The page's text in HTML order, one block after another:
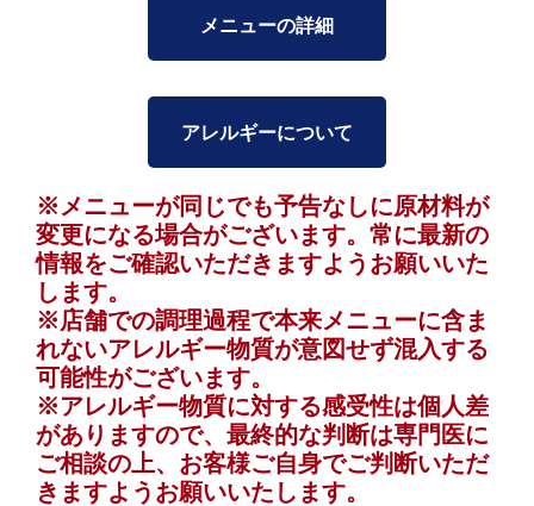
メニューの詳細
アレルギーについて
※メニューが同じでも予告なしに原材料が
変更になる場合がございます。常に最新の
情報をご確認いただきますようお願いいた
します。
※店舗での調理過程で本来メニューに含ま
れないアレルギー物質が意図せず混入する
可能性がございます。
※アレルギー物質に対する感受性は個人差
がありますので、最終的な判断は専門医に
ご相談の上、お客様ご自身でご判断いただ
きますようお願いいたします。